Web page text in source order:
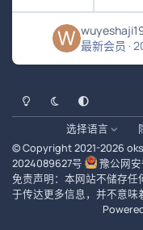
最新会员 ·
浅色模式黑暗模式系统偏好
选择语言
© Copyright 2021-2026
2024089627号
豫公网
免责声明：本网站不储存任
于传达更多信息，并不意味